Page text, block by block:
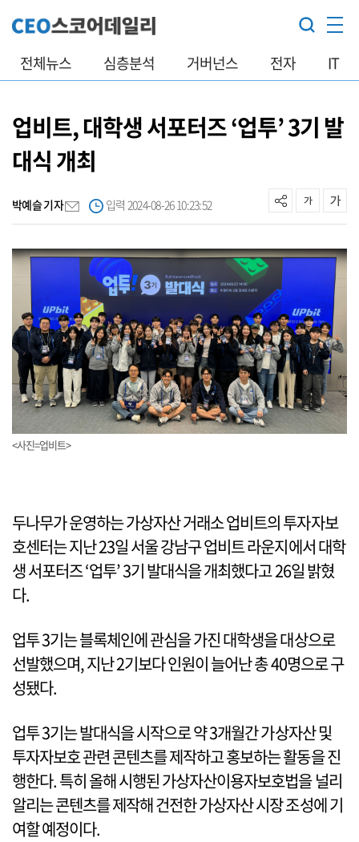
전체뉴스 심층분석 거버넌스 전자 IT
업비트, 대학생 서포터즈 ‘업투’ 3기 발
대식 개최
박예슬 기자 입력 2024-08-26 10:23:52
<사진=업비트>
두나무가 운영하는 가상자산 거래소 업비트의 투자자보
호센터는 지난 23일 서울 강남구 업비트 라운지에서 대학
생 서포터즈 ‘업투’ 3기 발대식을 개최했다고 26일 밝혔
다.
업투 3기는 블록체인에 관심을 가진 대학생을 대상으로
선발했으며, 지난 2기보다 인원이 늘어난 총 40명으로 구
성됐다.
업투 3기는 발대식을 시작으로 약 3개월간 가상자산 및
투자자보호 관련 콘텐츠를 제작하고 홍보하는 활동을 진
행한다. 특히 올해 시행된 가상자산이용자보호법을 널리
알리는 콘텐츠를 제작해 건전한 가상자산 시장 조성에 기
여할 예정이다.